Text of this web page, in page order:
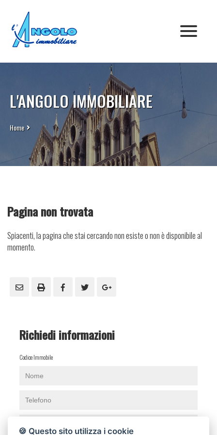
VENDITA
Appartamenti
Villette
AFFITTO
Rustici
Commerciale
CONTATTI
L'ANGOLO IMMOBILIARE
Home
Pagina non trovata
Spiacenti, la pagina che stai cercando non esiste o non è disponibile al
momento.
Richiedi informazioni
Codice Immobile
🍪 Questo sito utilizza i cookie